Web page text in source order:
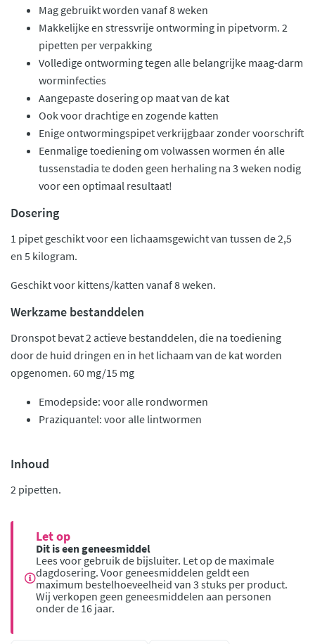
Mag gebruikt worden vanaf 8 weken
Makkelijke en stressvrije ontworming in pipetvorm. 2
pipetten per verpakking
Volledige ontworming tegen alle belangrijke maag-darm
worminfecties
Aangepaste dosering op maat van de kat
Ook voor drachtige en zogende katten
Enige ontwormingspipet verkrijgbaar zonder voorschrift
Eenmalige toediening om volwassen wormen én alle
tussenstadia te doden geen herhaling na 3 weken nodig
voor een optimaal resultaat!
Dosering
1 pipet geschikt voor een lichaamsgewicht van tussen de 2,5
en 5 kilogram.
Geschikt voor kittens/katten vanaf 8 weken.
Werkzame bestanddelen
Dronspot bevat 2 actieve bestanddelen, die na toediening
door de huid dringen en in het lichaam van de kat worden
opgenomen. 60 mg/15 mg
Emodepside: voor alle rondwormen
Praziquantel: voor alle lintwormen
Inhoud
2 pipetten.
Let op
Dit is een geneesmiddel
Lees voor gebruik de bijsluiter. Let op de maximale
dagdosering. Voor geneesmiddelen geldt een
maximum bestelhoeveelheid van 3 stuks per product.
Wij verkopen geen geneesmiddelen aan personen
onder de 16 jaar.